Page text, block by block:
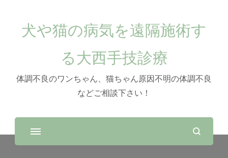
犬や猫の病気を遠隔施術す
る大西手技診療
体調不良のワンちゃん、猫ちゃん原因不明の体調不良
などご相談下さい！